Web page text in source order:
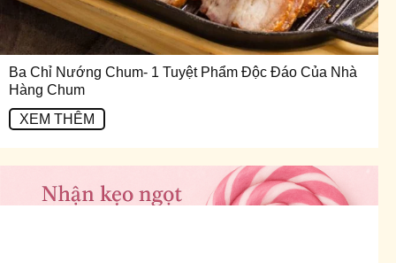
Ba Chỉ Nướng Chum- 1 Tuyệt Phẩm Độc Đáo Của Nhà
Hàng Chum
XEM THÊM